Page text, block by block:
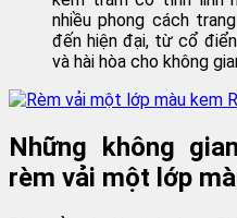
nhiều phong cách
đến hiện đại, từ cổ
và hài hòa cho không
Những không
rèm vải một lớp